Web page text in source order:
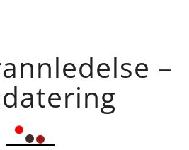
–